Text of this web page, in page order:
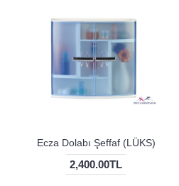
Ecza Dolabı Şeffaf (LÜKS)
2,400.00TL